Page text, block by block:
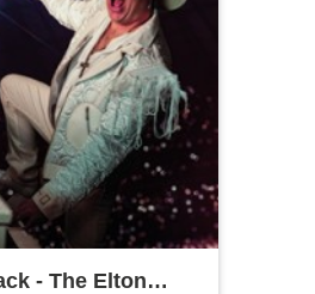
- The Elton